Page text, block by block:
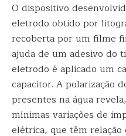
O dispositivo
eletrodo obtido por
recoberta por um filme
ajuda de um adesivo do
eletrodo é aplicado um
capacitor. A polarização
presentes na água
mínimas variações de
elétrica, que têm